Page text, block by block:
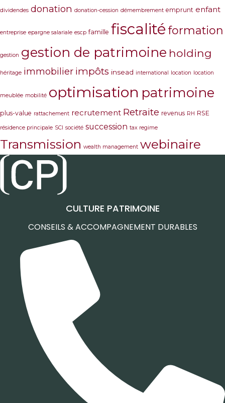
dividendes donation donation-cession démembrement emprunt enfant
entreprise epargne salariale escp famille fiscalité formation
gestion gestion de patrimoine holding
héritage immobilier impôts insead international location location
meublée mobilité optimisation patrimoine
plus-value rattachement recrutement Retraite revenus RH RSE
résidence principale SCI société succession tax regime
Transmission wealth management webinaire
CULTURE PATRIMOINE
CONSEILS & ACCOMPAGNEMENT DURABLES